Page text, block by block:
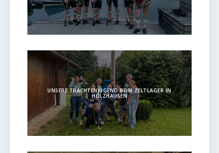
UNSERE TRACHTENJUGEND BEIM ZELTLAGER IN
HOLZHAUSEN